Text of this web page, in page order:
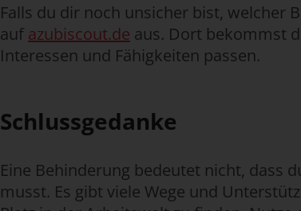
Falls du dir noch unsicher bist, welcher
auf azubiscout.de aus. Dort bekommst
Interessen und Fähigkeiten passen.
Schlussgedanke
Eine Behinderung bedeutet nicht, dass
musst. Es gibt viele Wege und